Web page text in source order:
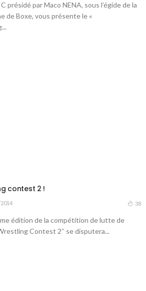
présidé par Maco NENA, sous l’égide de la
de Boxe, vous présente le «
contest 2 !
38
édition de la compétition de lutte de
Contest 2″ se disputera...